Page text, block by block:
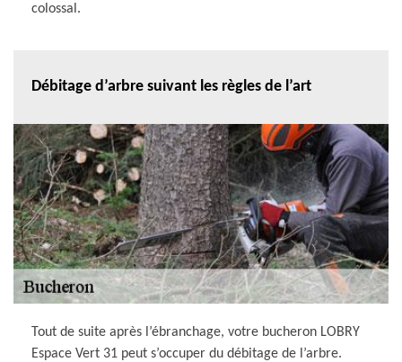
colossal.
Débitage d’arbre suivant les règles de l’art
Tout de suite après l’ébranchage, votre bucheron LOBRY
Espace Vert 31 peut s’occuper du débitage de l’arbre.